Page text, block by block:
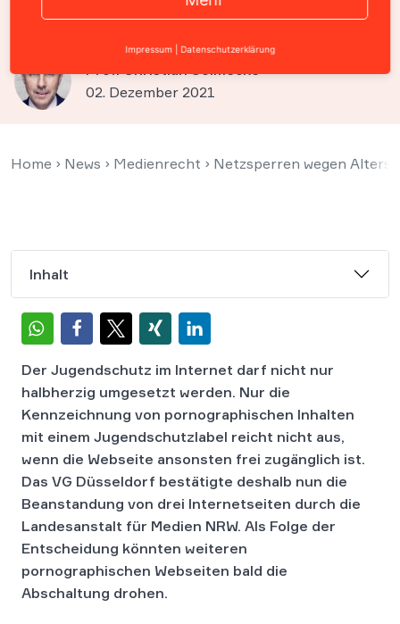
Youporn & Mydirtyhobby
Prof. Christian Solmecke
02. Dezember 2021
Home › News › Medienrecht › Netzsperren wegen
Inhalt
Der Jugendschutz im Internet darf nicht nur
halbherzig umgesetzt werden. Nur die
Kennzeichnung von pornographischen Inhalten
mit einem Jugendschutzlabel reicht nicht aus,
wenn die Webseite ansonsten frei zugänglich ist.
Das VG Düsseldorf bestätigte deshalb nun die
Beanstandung von drei Internetseiten durch die
Landesanstalt für Medien NRW. Als Folge der
Entscheidung könnten weiteren
pornographischen Webseiten bald die
Abschaltung drohen.
Impressum Datenschutzerklärung